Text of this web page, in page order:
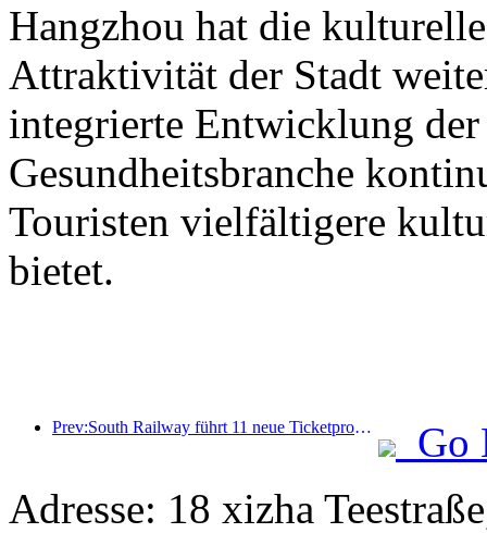
Hangzhou hat die
Attraktivität der Stadt
integrierte Entwicklung
Gesundheitsbranche
Touristen vielfältigere
bietet.
Prev:South Railway führt 11 neue Ticketprodukte ein, um die integrierte Entwicklung von Verkehr und Tourismus in den Provinzen Fujian und Jiangxi zu fördern
Go
Adresse: 18 xizha